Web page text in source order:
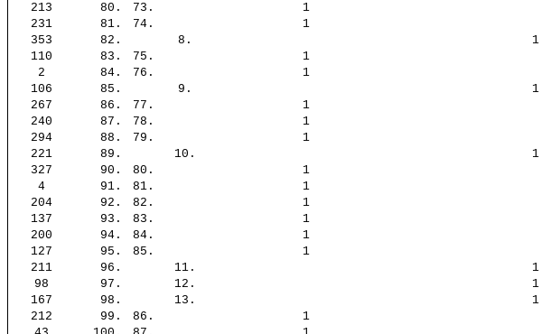
213
80. 73. 1
231
81. 74. 1
353
82. 8. 1
110
83. 75. 1
2
84. 76. 1
106
85. 9. 1
267
86. 77. 1
240
87. 78. 1
294
88. 79. 1
221
89. 10. 1
327
90. 80. 1
4
91. 81. 1
204
92. 82. 1
137
93. 83. 1
200
94. 84. 1
127
95. 85. 1
211
96. 11. 1
98
97. 12. 1
167
98. 13. 1
212
99. 86. 1